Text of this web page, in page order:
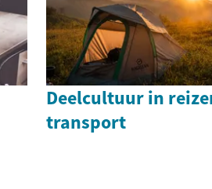
Deelcultuur in
transport